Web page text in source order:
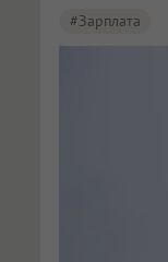
#зарплата